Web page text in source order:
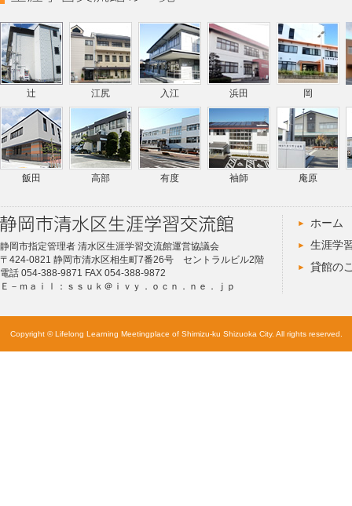
辻 江尻 入江 浜田 岡
飯田 高部 有度 袖師 庵原
静岡市指定管理者 清水区生涯学習交流館運営協議会
〒424-0821 静岡市清水区相生町7番26号 セントラルビル2階
電話 054-388-9871 FAX 054-388-9872
Ｅ－ｍａｉｌ：ｓｓｕｋ＠ｉｖｙ．ｏｃｎ．ｎｅ．ｊｐ
ホーム
生涯学
貸館の
Copyright © Lifelong Learning Meetingplace of Shimizu-ku Shizuoka City. All rights reserved.